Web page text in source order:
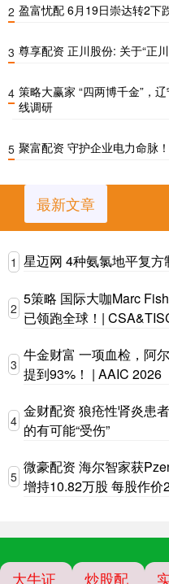
2 盈富忧配 6月19日崇达转2下
3 尊享配资 正川股份: 关于“正
4 策略大赢家 “四两博千金”，
线调研
5 聚富配资 守护企业电力命脉
最新文章
1 星迈网 4种氨氯地平复
2
5策略 国际大咖Marc
已领跑全球！|
3
牛金财富 一项血检，阿
提到93%！ | AAIC 2026
4
金财配资 狼疮性肾炎患
的有可能“受伤”
5
微豪配资 海尔智家获
增持10.82万股 每股作价
大牛证 炒股配